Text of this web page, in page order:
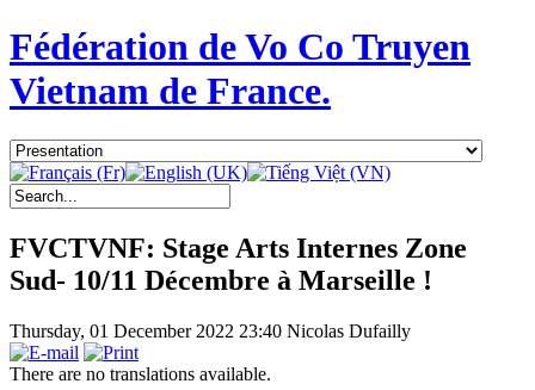
Fédération de Vo Co Truyen
Vietnam de France.
FVCTVNF: Stage Arts Internes Zone
Sud- 10/11 Décembre à Marseille !
Thursday, 01 December 2022 23:40 Nicolas Dufailly
There are no translations available.